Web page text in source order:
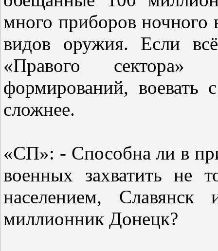
много приборов
видов оружия. Если
«Правого
формирований, воевать
сложнее.
«СП»: - Способна ли в
военных захватить не
населением,
миллионник Донецк?